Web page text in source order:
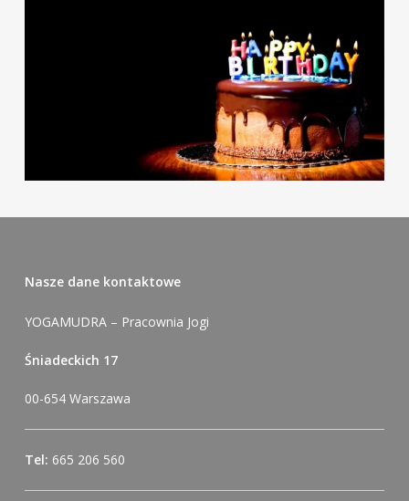
Nasze dane kontaktowe
YOGAMUDRA – Pracownia Jogi
Śniadeckich 17
00-654 Warszawa
Tel: 665 206 560